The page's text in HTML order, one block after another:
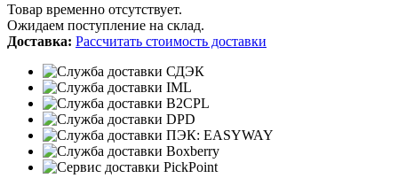
Товар временно отсутствует.
Ожидаем поступление на склад.
Доставка: Рассчитать стоимость доставки